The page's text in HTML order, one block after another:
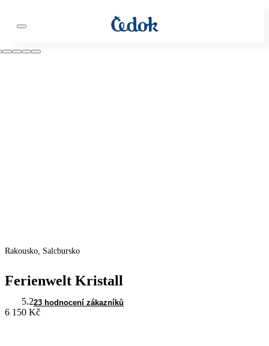
Rakousko, Salcbursko
Ferienwelt Kristall
5.223 hodnocení zákazníků
6 150 Kč